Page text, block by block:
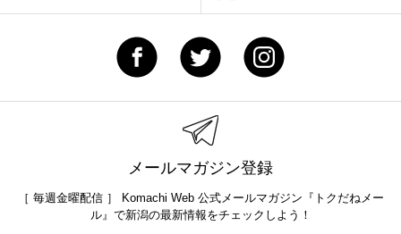
メールマガジン登録
［ 毎週金曜配信 ］ Komachi Web 公式メールマガジン『トクだねメー
ル』で新潟の最新情報をチェックしよう！